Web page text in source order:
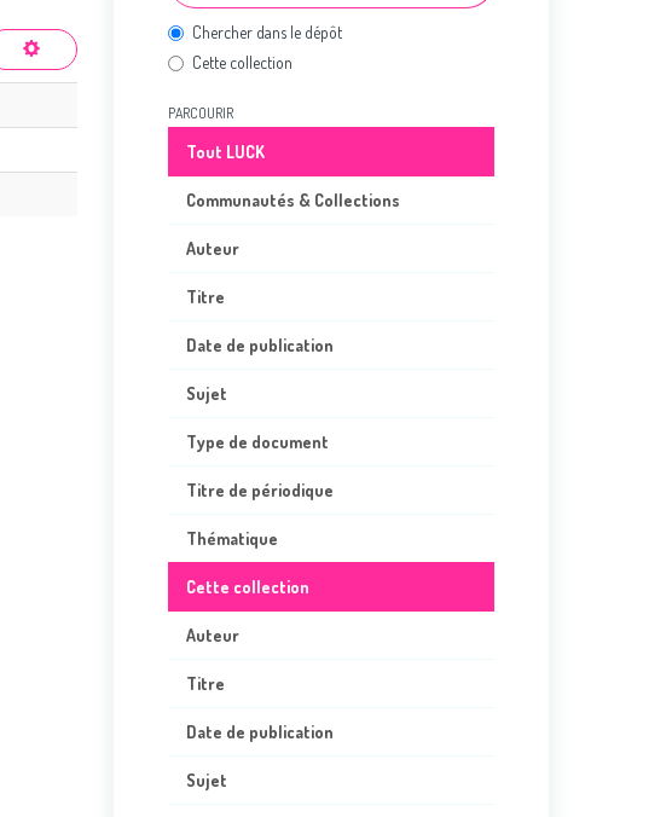
Chercher dans le dépôt
Cette collection
PARCOURIR
Tout LUCK
Communautés & Collections
Auteur
Titre
Date de publication
Sujet
Type de document
Titre de périodique
Thématique
Cette collection
Auteur
Titre
Date de publication
Sujet